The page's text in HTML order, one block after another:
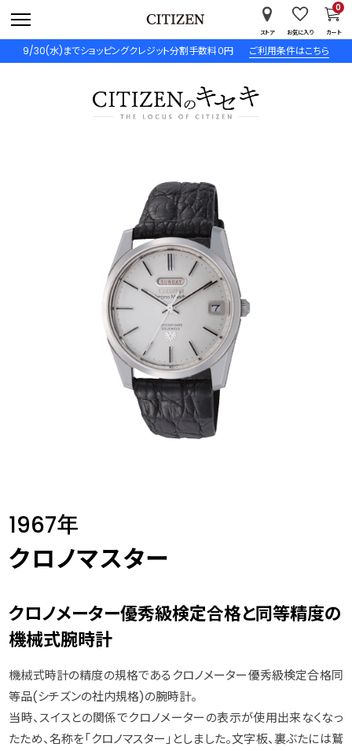
9/30(水)までショッピングクレジット分割手数料０円 ご利用条件はこちら
ストア お気に入り カート
0
1967年
クロノマスター
クロノメーター優秀級検定合格と同等精度の
機械式腕時計
機械式時計の精度の規格であるクロノメーター優秀級検定合格同
等品(シチズンの社内規格)の腕時計。
当時、スイスとの関係でクロノメーターの表示が使用出来なくなっ
たため、名称を「クロノマスター」としました。文字板、裏ぶたには鷲